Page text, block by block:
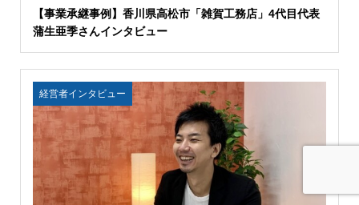
【事業承継事例】香川県高松市「雑賀工務店」4代目代表
蒲生亜季さんインタビュー
経営者インタビュー